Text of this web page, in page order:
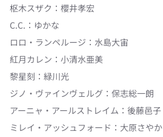
枢木スザク ： 櫻井孝宏
C.C. ： ゆかな
ロロ・ランペルージ ： 水島大宙
紅月カレン ： 小清水亜美
黎星刻 ： 緑川光
ジノ・ヴァインヴェルグ ： 保志総一朗
アーニャ・アールストレイム ： 後藤邑子
ミレイ・アッシュフォード ： 大原さやか